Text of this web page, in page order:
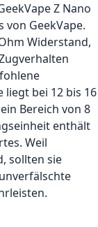
Z Nano
von GeekVape.
Widerstand,
liegt bei 12 bis 16
Bereich von 8
enthält
Weil
sollten sie